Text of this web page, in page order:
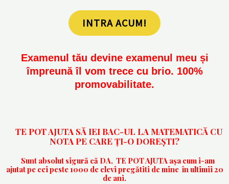
INTRA ACUM!
Examenul tău devine examenul meu și
împreună îl vom trece cu brio. 100%
promovabilitate.
TE POT AJUTA SĂ IEI BAC-UL LA MATEMATICĂ CU
NOTA PE CARE ȚI-O DOREȘTI?
Sunt absolut sigură că DA, TE POT AJUTA așa cum i-am
ajutat pe cei peste1000 de elevipregătiti de mine în ultimii20
de ani.